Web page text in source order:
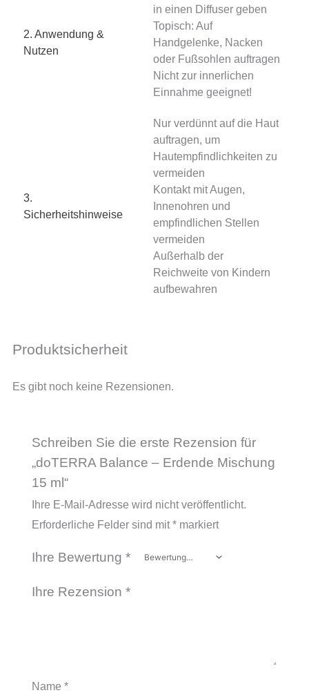
2. Anwendung &
Nutzen
in einen Diffuser geben
Topisch: Auf
Handgelenke, Nacken
oder Fußsohlen auftragen
Nicht zur innerlichen
Einnahme geeignet!
3.
Sicherheitshinweise
Nur verdünnt auf die Haut
auftragen, um
Hautempfindlichkeiten zu
vermeiden
Kontakt mit Augen,
Innenohren und
empfindlichen Stellen
vermeiden
Außerhalb der
Reichweite von Kindern
aufbewahren
Produktsicherheit
Es gibt noch keine Rezensionen.
Schreiben Sie die erste Rezension für
„doTERRA Balance – Erdende Mischung
15 ml“
Ihre E-Mail-Adresse wird nicht veröffentlicht.
Erforderliche Felder sind mit* markiert
Ihre Bewertung*
Ihre Rezension*
Name*